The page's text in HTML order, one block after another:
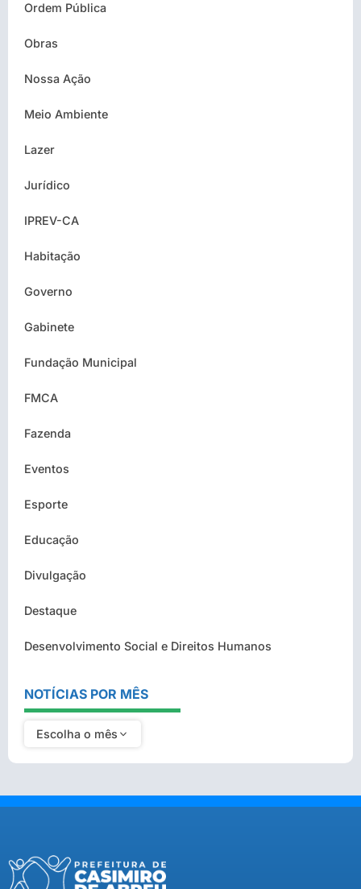
Ordem Pública
Obras
Nossa Ação
Meio Ambiente
Lazer
Jurídico
IPREV-CA
Habitação
Governo
Gabinete
Fundação Municipal
FMCA
Fazenda
Eventos
Esporte
Educação
Divulgação
Destaque
Desenvolvimento Social e Direitos Humanos
NOTÍCIAS POR MÊS
Escolha o mês